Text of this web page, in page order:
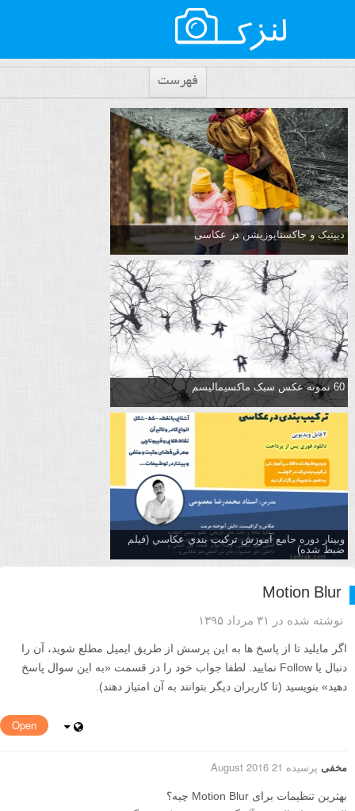
فهرست
دیپتیک و جاکستا‌پوزیشن در عکاسی
60 نمونه عکس سبک ماکسیمالیسم
وبینار دوره جامع آموزش تركيب بندي عكاسي (فیلم
ضبط شده)
Motion Blur
نوشته شده در ۳۱ مرداد ۱۳۹۵
اگر مایلید تا از پاسخ ها به این پرسش از طریق ایمیل مطلع شوید، آن را
دنبال یا Follow نمایید. لطفا جواب خود را در قسمت «به این سوال پاسخ
دهید» بنویسید (تا کاربران دیگر بتوانند به آن امتیاز دهند).
Open
مخفی پرسیده 21 August 2016
بهترین تنظیمات برای Motion Blur چیه؟